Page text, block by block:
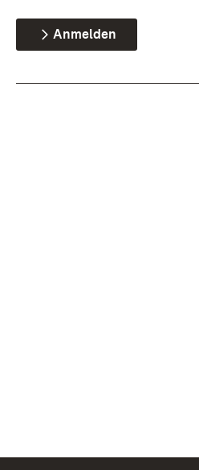
Anmelden